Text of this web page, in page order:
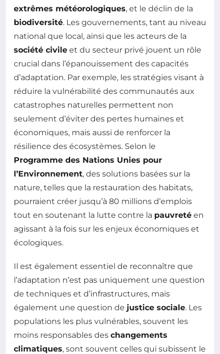
extrêmes météorologiques, et le déclin de la
biodiversité. Les gouvernements, tant au niveau
national que local, ainsi que les acteurs de la
société civile et du secteur privé jouent un rôle
crucial dans l’épanouissement des capacités
d’adaptation. Par exemple, les stratégies visant à
réduire la vulnérabilité des communautés aux
catastrophes naturelles permettent non
seulement d’éviter des pertes humaines et
économiques, mais aussi de renforcer la
résilience des écosystèmes. Selon le
Programme des Nations Unies pour
l’Environnement, des solutions basées sur la
nature, telles que la restauration des habitats,
pourraient créer jusqu’à 80 millions d’emplois
tout en soutenant la lutte contre la pauvreté en
agissant à la fois sur les enjeux économiques et
écologiques.
Il est également essentiel de reconnaître que
l’adaptation n’est pas uniquement une question
de techniques et d’infrastructures, mais
également une question de justice sociale. Les
populations les plus vulnérables, souvent les
moins responsables des changements
climatiques, sont souvent celles qui subissent le